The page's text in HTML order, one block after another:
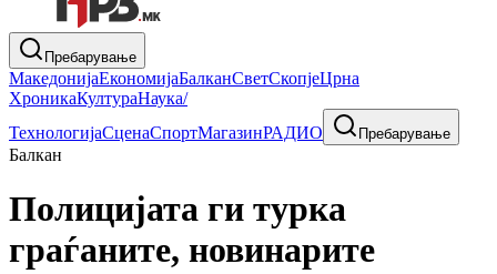
Пребарување
МакедонијаЕкономијаБалканСветСкопјеЦрна
ХроникаКултураНаука/
ТехнологијаСценаСпортМагазинРАДИО Пребарување
Балкан
Полицијата ги турка
граѓаните, новинарите